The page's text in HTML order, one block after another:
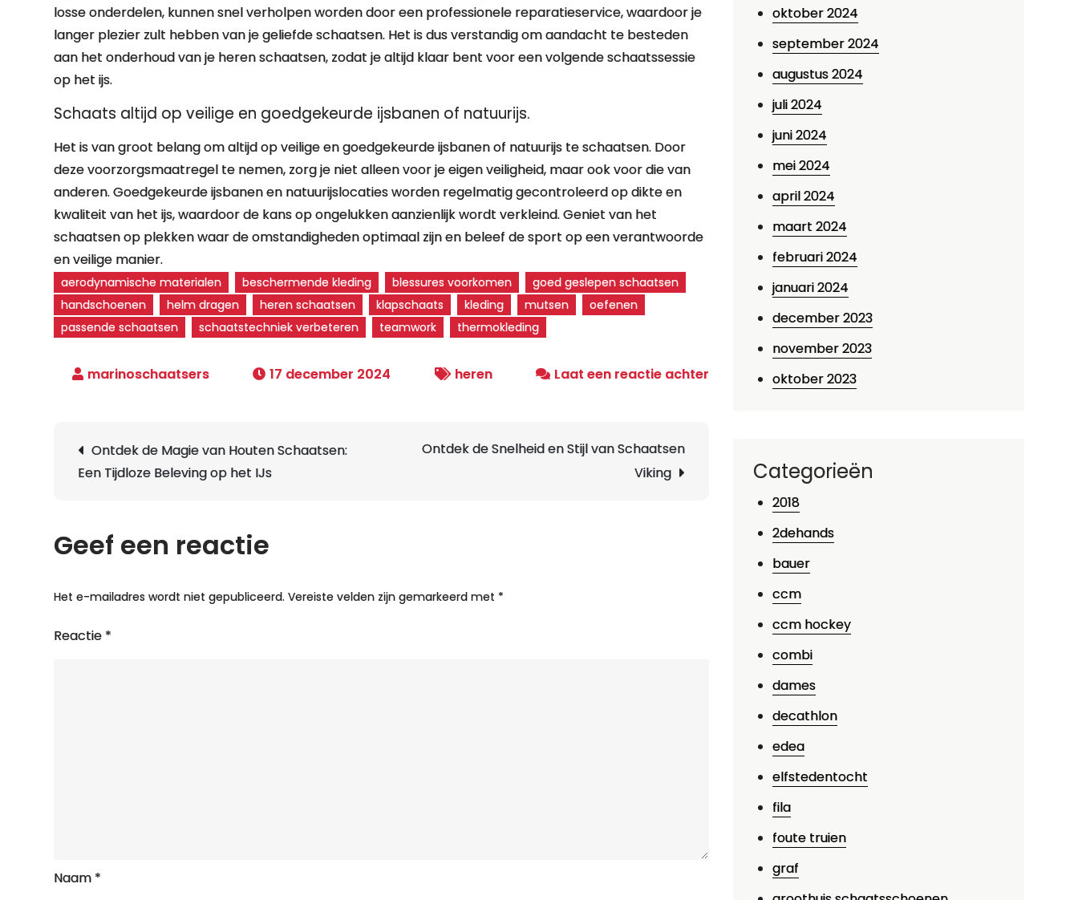
losse onderdelen, kunnen snel verholpen worden door een professionele reparatieservice, waardoor je
langer plezier zult hebben van je geliefde schaatsen. Het is dus verstandig om aandacht te besteden
aan het onderhoud van je heren schaatsen, zodat je altijd klaar bent voor een volgende schaatssessie
op het ijs.
Schaats altijd op veilige en goedgekeurde ijsbanen of natuurijs.
Het is van groot belang om altijd op veilige en goedgekeurde ijsbanen of natuurijs te schaatsen. Door
deze voorzorgsmaatregel te nemen, zorg je niet alleen voor je eigen veiligheid, maar ook voor die van
anderen. Goedgekeurde ijsbanen en natuurijslocaties worden regelmatig gecontroleerd op dikte en
kwaliteit van het ijs, waardoor de kans op ongelukken aanzienlijk wordt verkleind. Geniet van het
schaatsen op plekken waar de omstandigheden optimaal zijn en beleef de sport op een verantwoorde
en veilige manier.
aerodynamische materialen beschermende kleding blessures voorkomen
goed geslepen schaatsen
handschoenen
helm dragen heren schaatsen klapschaats kleding mutsen
oefenen
passende schaatsen
schaatstechniek verbeteren teamwork thermokleding
17 december 2024 heren Laat een reactie achterop
Schaatsen:
Berichtnavigatie
Ontdek de Magie van Houten Schaatsen:
Een Tijdloze Beleving op het IJs
Ontdek de Snelheid en Stijl van Schaatsen
Viking
Geef een reactie
Het e-mailadres wordt niet gepubliceerd. Vereiste velden zijn gemarkeerd met *
Reactie *
Naam *
oktober 2024
september 2024
augustus 2024
juli 2024
juni 2024
mei 2024
april 2024
maart 2024
februari 2024
januari 2024
december 2023
november 2023
oktober 2023
Categorieën
2018
2dehands
bauer
ccm
ccm hockey
combi
dames
decathlon
edea
elfstedentocht
fila
foute truien
graf